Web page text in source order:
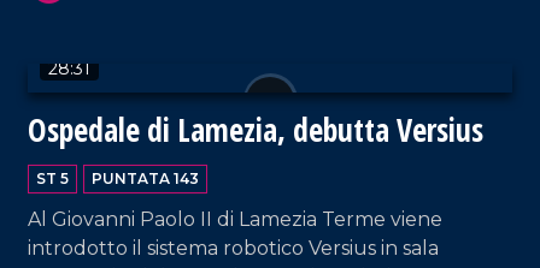
collegamento dalla sede dell'associazione "Il volo
delle Farfalle" ascoltiamo le testimonianze di
famiglie e volontari. Approfondimento da Reggio
Calabria a cura di Elisa Barresi.
28:31
Ospedale di Lamezia, debutta Versius
ST 5 PUNTATA 143
Al Giovanni Paolo II di Lamezia Terme viene
introdotto il sistema robotico Versius in sala
VAI AL TITOLO